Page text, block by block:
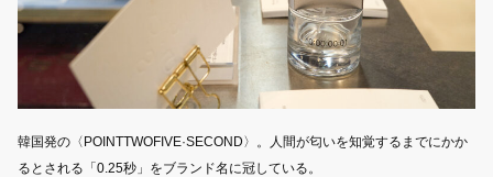
韓国発の〈POINTTWOFIVE·SECOND〉。人間が匂いを知覚するまでにかか
るとされる「0.25秒」をブランド名に冠している。